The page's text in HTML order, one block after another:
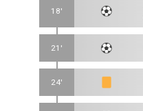
18'
21'
24'